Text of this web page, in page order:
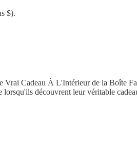
$).
Cadeau À L'Intérieur de la Boîte
découvrent leur véritable